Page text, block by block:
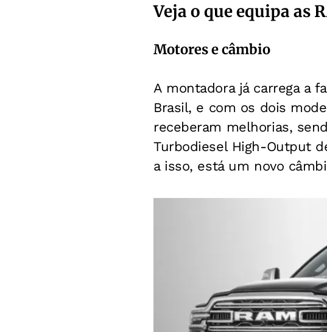
Veja o que equipa as
Motores e câmbio
A montadora já carrega a
Brasil, e com os dois
receberam melhorias,
Turbodiesel High-Output
a isso, está um novo